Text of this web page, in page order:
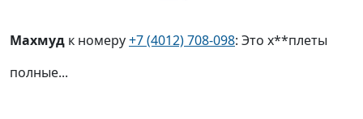
Махмуд к номеру+7 (4012) 708-098: Это х**плеты
полные...